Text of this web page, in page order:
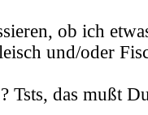
ob ich
und/oder
Tsts, das mußt